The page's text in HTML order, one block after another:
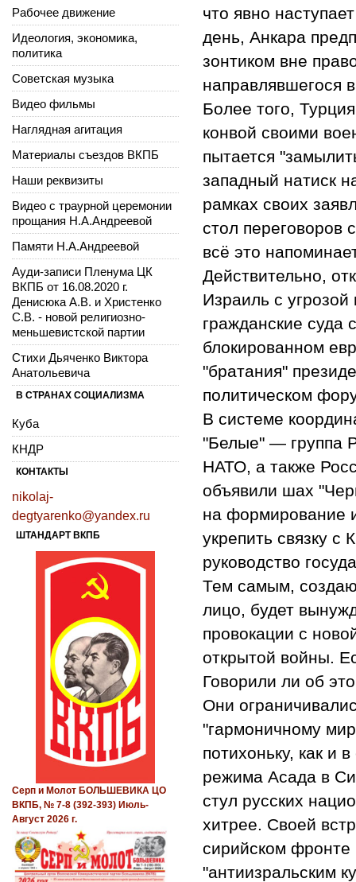
что явно
день, Анкара
зонтиком вне
направлявшегося
Более того,
конвой своими
пытается
западный натиск
рамках своих
стол переговоров
всё это
Действительно,
Израиль с
гражданские суда
блокированном
"братания"
политическом
В системе
"Белые" — группа
НАТО, а также
объявили шах
на формирование
укрепить связку
руководство
Тем самым,
лицо, будет
провокации с
открытой войны.
Говорили ли об
Они
"гармоничному
потихоньку, как и
режима Асада в
стул русских
хитрее. Своей
сирийском фронте
"антиизральским
Рабочее движение
Идеология, экономика,
политика
Советская музыка
Видео фильмы
Наглядная агитация
Материалы съездов ВКПБ
Наши реквизиты
Видео с траурной церемонии
прощания Н.А.Андреевой
Памяти Н.А.Андреевой
Ауди-записи Пленума ЦК
ВКПБ от 16.08.2020 г.
Денисюка А.В. и Христенко
С.В. - новой религиозно-
меньшевистской партии
Стихи Дьяченко Виктора
Анатольевича
В СТРАНАХ СОЦИАЛИЗМА
Куба
КНДР
КОНТАКТЫ
nikolaj-
degtyarenko@yandex.ru
ШТАНДАРТ ВКПБ
Серп и Молот БОЛЬШЕВИКА ЦО
ВКПБ, № 7-8 (392-393) Июль-
Август 2026 г.